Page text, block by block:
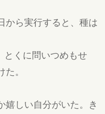
から実行すると、種は
くに問いつめもせ
。
嬉しい自分がいた。き